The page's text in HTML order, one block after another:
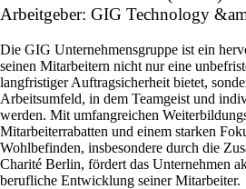
Arbeitgeber: GIG Technology
Die GIG Unternehmensgruppe ist ein
seinen Mitarbeitern nicht nur eine
langfristiger Auftragsicherheit bietet,
Arbeitsumfeld, in dem Teamgeist und
werden. Mit umfangreichen
Mitarbeiterrabatten und einem starken
Wohlbefinden, insbesondere durch die
Charité Berlin, fördert das Unternehmen
berufliche Entwicklung seiner Mitarbeiter.